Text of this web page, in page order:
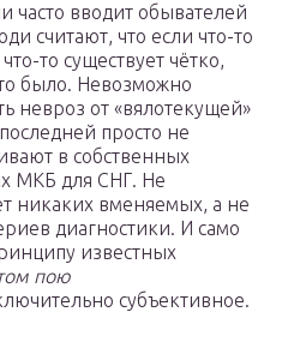
часто вводит обывателей
считают, что если что-то
то существует чётко,
было. Невозможно
невроз от «вялотекущей»
просто не
в собственных
МКБ для СНГ. Не
никаких вменяемых, а не
диагностики. И само
известных
пою
субъективное.